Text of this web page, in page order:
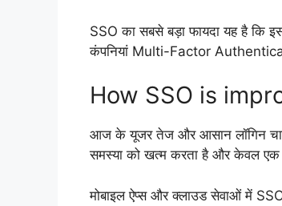
SSO का सबसे बड़ा फायदा यह है कि
कंपनियां Multi-Factor
How SSO is
आज के यूजर तेज और आसान लॉगिन चाहते
समस्या को खत्म करता है और केवल
मोबाइल ऐप्स और क्लाउड सेवाओं में